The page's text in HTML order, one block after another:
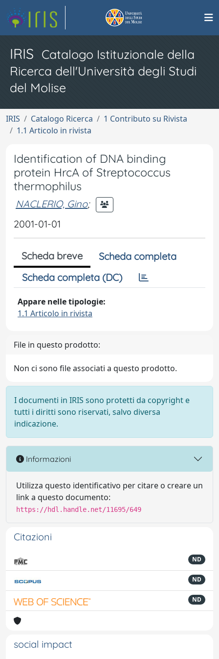
IRIS Catalogo Istituzionale della
Ricerca dell'Università degli Studi
del Molise
IRIS Catalogo Ricerca
1 Contributo su Rivista
1.1 Articolo in rivista
Identification of DNA binding
protein HrcA of Streptococcus
thermophilus
NACLERIO, Gino;
2001-01-01
Scheda breve
Scheda completa
Scheda completa (DC)
Appare nelle tipologie:
1.1 Articolo in rivista
File in questo prodotto:
Non ci sono file associati a questo prodotto.
I documenti in IRIS sono protetti da copyright e
tutti i diritti sono riservati, salvo diversa
indicazione.
Informazioni
Utilizza questo identificativo per citare o creare un
link a questo documento:
https://hdl.handle.net/11695/649
Citazioni
ND
ND
ND
social impact